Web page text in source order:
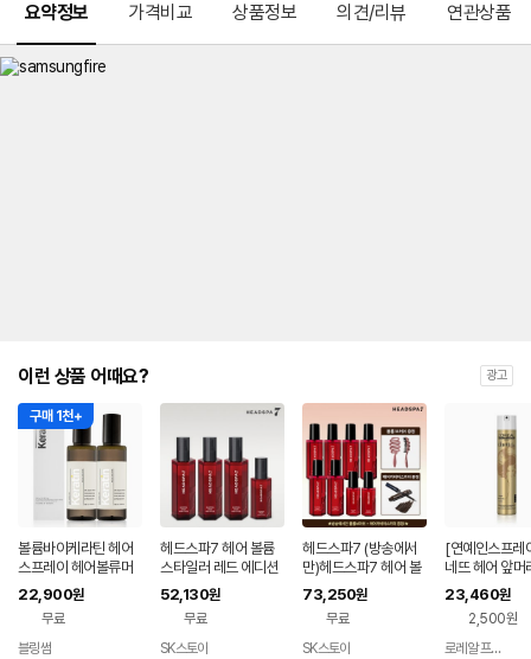
요약정보 가격비교 상품정보 의견/리뷰 연관상품
이런 상품 어때요? 광고
구매 1천+
볼륨바이케라틴 헤어
스프레이 헤어볼류머
앞머리픽서 탈모기능
성 볼륨 스프레이 180
ml 2개
22,900원
무료
블링썸
헤드스파7 헤어 볼륨
스타일러 레드 에디션
기본 패키지
52,130원
무료
SK스토아
헤드스파7 (방송에서
만)헤드스파7 헤어 볼
륨스타일러 레드 에디
션 더블 패키지 (볼륨
브러쉬 + 헤어 마스카
라)
73,250원
무료
SK스토아
[연예인스프레
네뜨 헤어 앞머
스프레이
서 무광 볼륨
PRAY
23,460원
2,500원
로레알 프로페셔널 파리